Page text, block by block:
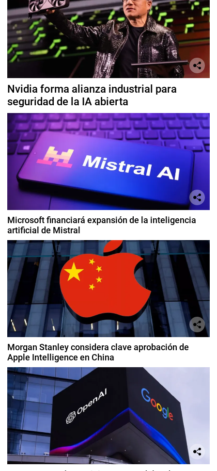
Nvidia forma alianza industrial para
seguridad de la IA abierta
Microsoft financiará expansión de la inteligencia
artificial de Mistral
Morgan Stanley considera clave aprobación de
Apple Intelligence en China